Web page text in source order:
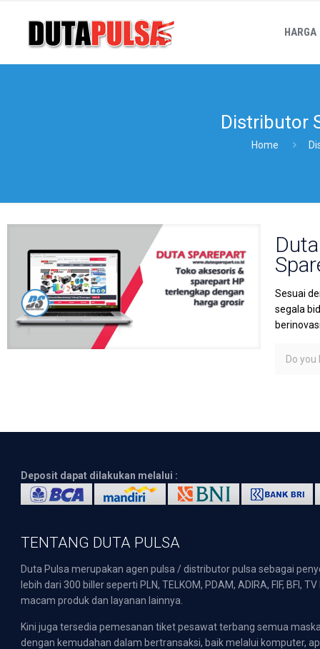
HARGA
Distributor
Home
Sesuai
segala
Do you
Deposit dapat dilakukan melalui :
TENTANG DUTA PULSA
Duta Pulsa merupakan agen pulsa / distributor pulsa sebagai
lebih dari 300 biller seperti PLN, TELKOM, PDAM, ADIRA, FIF,
macam produk dan layanan lainnya.
Kini juga tersedia pemesanan tiket pesawat terbang semua
dengan kemudahan dalam bertransaksi, baik melalui komputer,